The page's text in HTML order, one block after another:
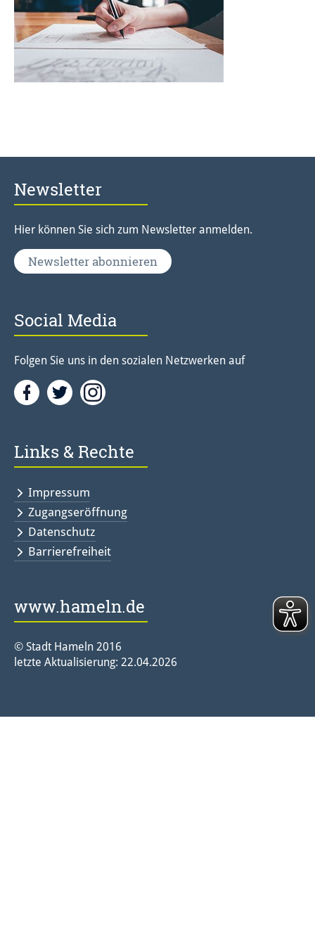
Newsletter
Hier können Sie sich zum Newsletter anmelden.
Newsletter abonnieren
Social Media
Folgen Sie uns in den sozialen Netzwerken auf
FacebookTwitter<
Links & Rechte
Impressum
Zugangseröffnung
Datenschutz
Barrierefreiheit
www.hameln.de
© Stadt Hameln 2016
letzte Aktualisierung: 22.04.2026